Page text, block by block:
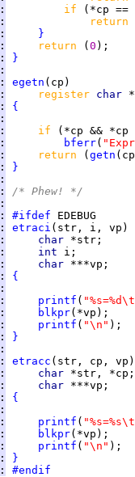
: if
(*cp ==
:
return
:
}
: return ( 0
:
}
:
: egetn
: register char
:
{
:
: if
(*cp &&
: bferr(
: return ( getn
:
}
:
:
/* Phew! */
:
: #ifdef
: etraci
: char
: int
: char
:
{
:
: printf (
: blkpr
: printf ( "\n"
:
}
:
:
etracc
:
char
: char
:
{
:
: printf (
: blkpr
: printf ( "\n"
:
}
: #endif